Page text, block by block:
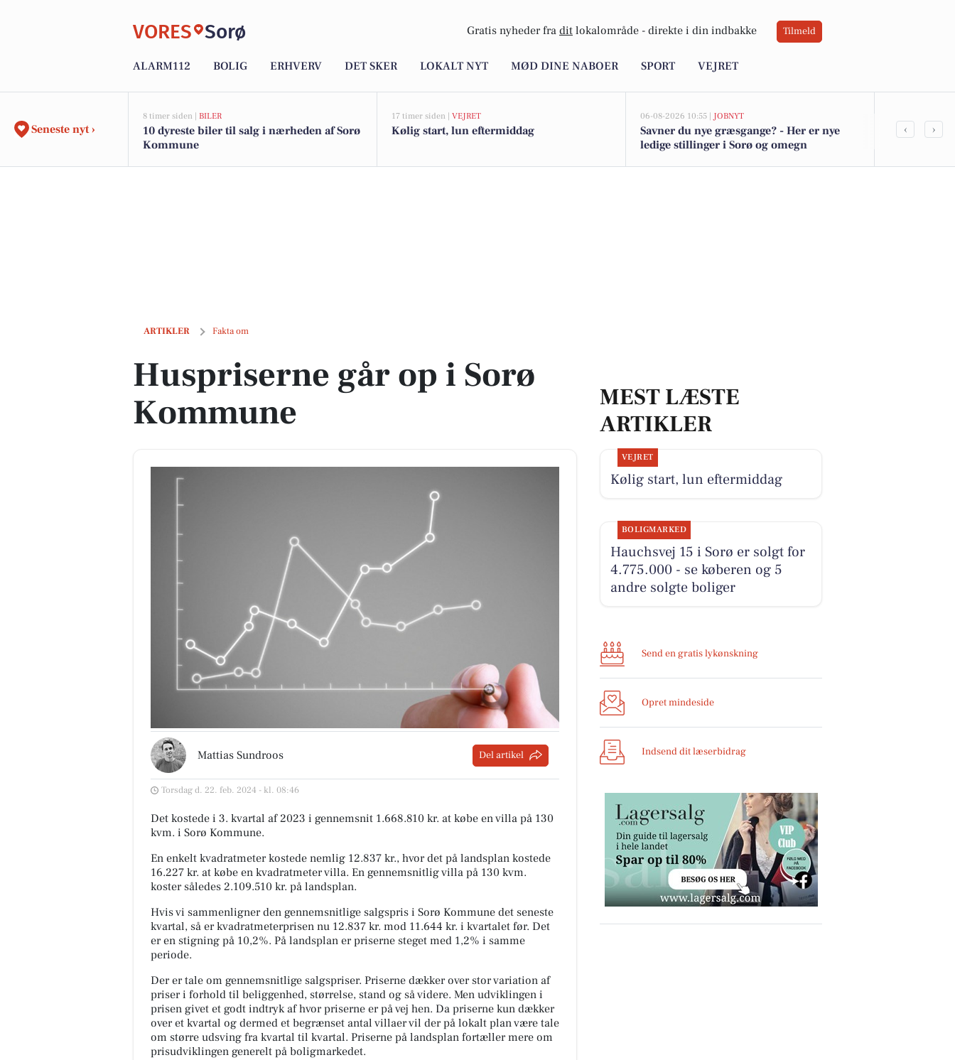
VORES Sorø Gratis nyheder fra dit lokalområde - direkte i din indbakke Tilmeld
ALARM112 BOLIG ERHVERV DET SKER LOKALT NYT MØD DINE NABOER SPORT VEJRET
Seneste nyt ›
8 timer siden | BILER
10 dyreste biler til salg i nærheden af Sorø
Kommune
17 timer siden | VEJRET
Kølig start, lun eftermiddag
06-08-2026 10:55 | JOBNYT
Savner du nye græsgange? - Her er nye
ledige stillinger i Sorø og omegn
Åben
‹ ›
ARTIKLER Fakta om
Huspriserne går op i Sorø Kommune
Huspriserne går op i Sorø
Kommune
Mattias Sundroos Del artikel
Torsdag d. 22. feb. 2024 - kl. 08:46
Det kostede i 3. kvartal af 2023 i gennemsnit 1.668.810 kr. at købe en villa på 130
kvm. i Sorø Kommune.
En enkelt kvadratmeter kostede nemlig 12.837 kr., hvor det på landsplan kostede
16.227 kr. at købe en kvadratmeter villa. En gennemsnitlig villa på 130 kvm.
koster således 2.109.510 kr. på landsplan.
Hvis vi sammenligner den gennemsnitlige salgspris i Sorø Kommune det seneste
kvartal, så er kvadratmeterprisen nu 12.837 kr. mod 11.644 kr. i kvartalet før. Det
er en stigning på 10,2%. På landsplan er priserne steget med 1,2% i samme
periode.
Der er tale om gennemsnitlige salgspriser. Priserne dækker over stor variation af
priser i forhold til beliggenhed, størrelse, stand og så videre. Men udviklingen i
prisen givet et godt indtryk af hvor priserne er på vej hen. Da priserne kun dækker
over et kvartal og dermed et begrænset antal villaer vil der på lokalt plan være tale
om større udsving fra kvartal til kvartal. Priserne på landsplan fortæller mere om
prisudviklingen generelt på boligmarkedet.
MEST LÆSTE
ARTIKLER
VEJRET
Kølig start, lun eftermiddag
BOLIGMARKED
Hauchsvej 15 i Sorø er solgt for
4.775.000 - se køberen og 5
andre solgte boliger
Send en gratis lykønskning
Opret mindeside
Indsend dit læserbidrag